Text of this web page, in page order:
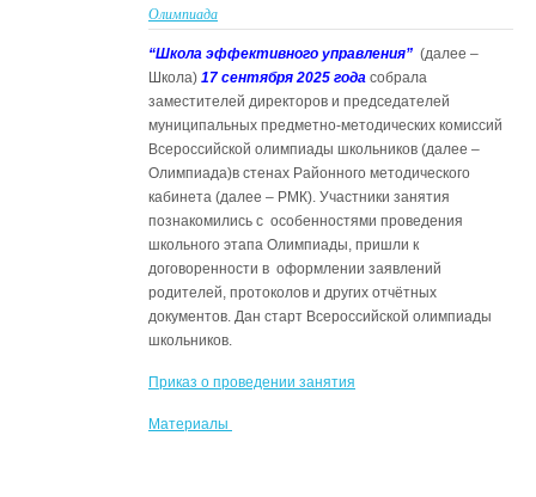
Олимпиада
“Школа эффективного управления” (далее –
Школа) 17 сентября 2025 года собрала
заместителей директоров и председателей
муниципальных предметно-методических комиссий
Всероссийской олимпиады школьников (далее –
Олимпиада)в стенах Районного методического
кабинета (далее – РМК). Участники занятия
познакомились с особенностями проведения
школьного этапа Олимпиады, пришли к
договоренности в оформлении заявлений
родителей, протоколов и других отчётных
документов. Дан старт Всероссийской олимпиады
школьников.
Приказ о проведении занятия
Материалы